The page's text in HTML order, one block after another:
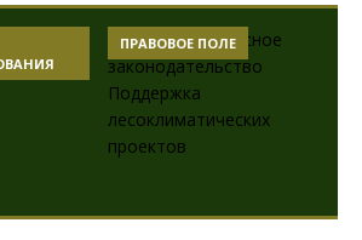
ПРАВОВОЕ ПОЛЕ